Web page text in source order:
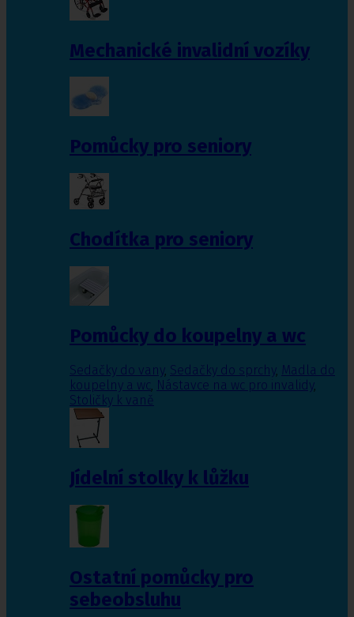
Mechanické invalidní vozíky
Pomůcky pro seniory
Chodítka pro seniory
Pomůcky do koupelny a wc
Sedačky do vany, Sedačky do sprchy, Madla do
koupelny a wc, Nástavce na wc pro invalidy,
Stoličky k vaně
Jídelní stolky k lůžku
Ostatní pomůcky pro
sebeobsluhu